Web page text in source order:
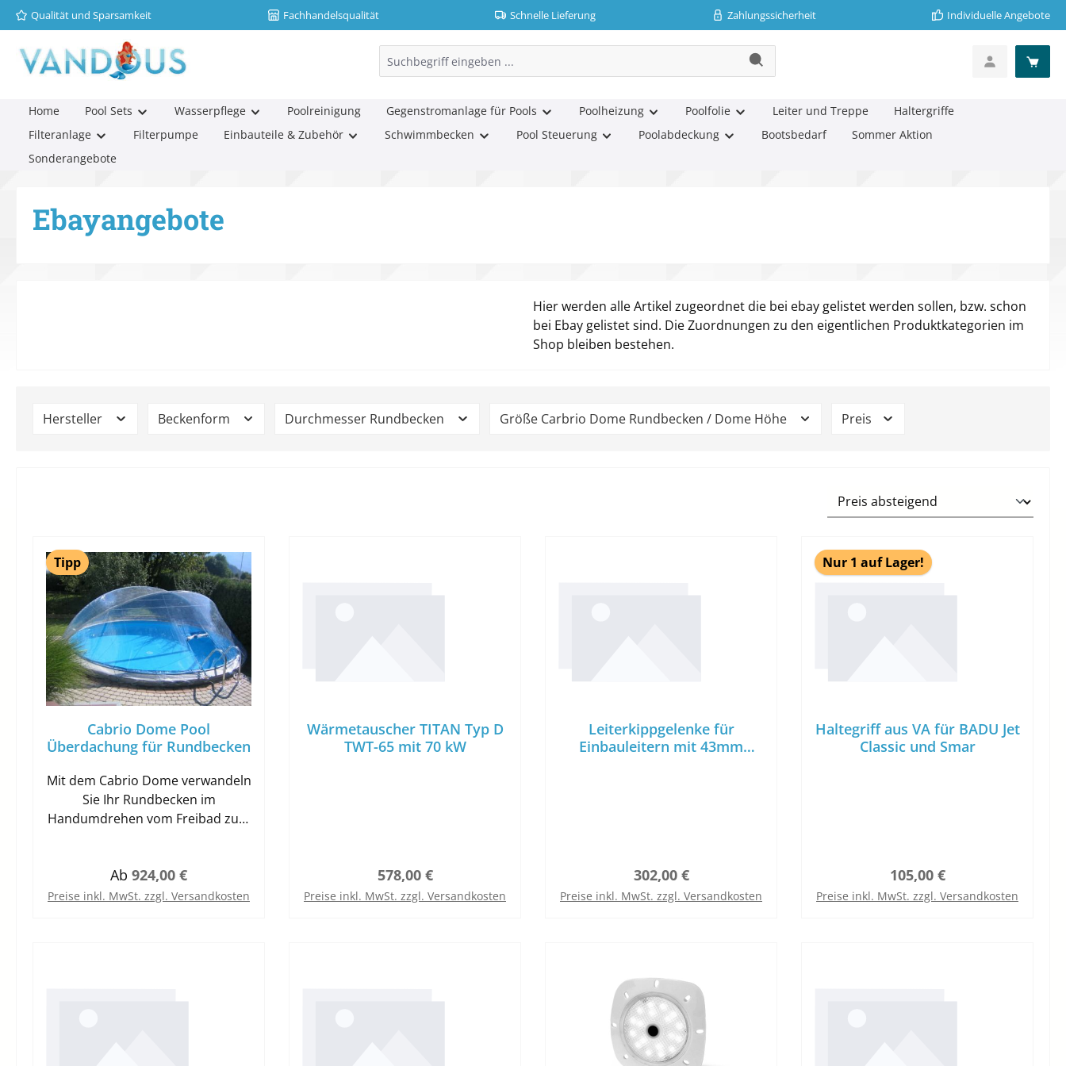
Hauptinhalt springen
Zur Suche springen
Zur Hauptnavigation springen
Qualität und Sparsamkeit Fachhandelsqualität Schnelle Lieferung Zahlungssicherheit Individuelle Angebote
Home Pool Sets Wasserpflege Poolreinigung Gegenstromanlage für Pools Poolheizung Poolfolie Leiter und Treppe
Haltergriffe
Filteranlage
Filterpumpe Einbauteile & Zubehör Schwimmbecken Pool Steuerung Poolabdeckung Bootsbedarf
Sommer Aktion
Sonderangebote
Ebayangebote
Hier werden alle Artikel zugeordnet die bei ebay gelistet werden sollen, bzw. schon
bei Ebay gelistet sind. Die Zuordnungen zu den eigentlichen Produktkategorien im
Shop bleiben bestehen.
Hersteller Beckenform Durchmesser Rundbecken Größe Carbrio Dome Rundbecken / Dome Höhe Preis
Tipp
Cabrio Dome Pool
Überdachung für Rundbecken
Mit dem Cabrio Dome verwandeln
Sie Ihr Rundbecken im
Handumdrehen vom Freibad zum
Badesaison um ein paar Wochen
verlängern! Nach der Montage
Regulärer Preis:
Ab 924,00 €
Preise inkl. MwSt. zzgl. Versandkosten
Wärmetauscher TITAN Typ D
TWT-65 mit 70 kW
Regulärer Preis:
578,00 €
Preise inkl. MwSt. zzgl. Versandkosten
Leiterkippgelenke für
Einbauleitern mit 43mm
Regulärer Preis:
302,00 €
Preise inkl. MwSt. zzgl. Versandkosten
Nur 1 auf Lager!
Haltegriff aus VA für BADU Jet
Classic und Smar
Regulärer Preis:
105,00 €
Preise inkl. MwSt. zzgl. Versandkosten